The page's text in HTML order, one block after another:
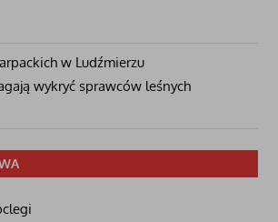
w Ludźmierzu
wykryć sprawców leśnych